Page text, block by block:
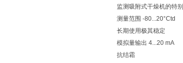
监测吸附式干燥机的特别
测量范围 -80...20°Ctd
长期使用极其稳定
模拟量输出 4...20 mA
抗结霜